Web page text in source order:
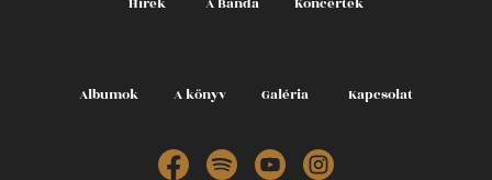
Albumok A könyv Galéria Kapcsolat